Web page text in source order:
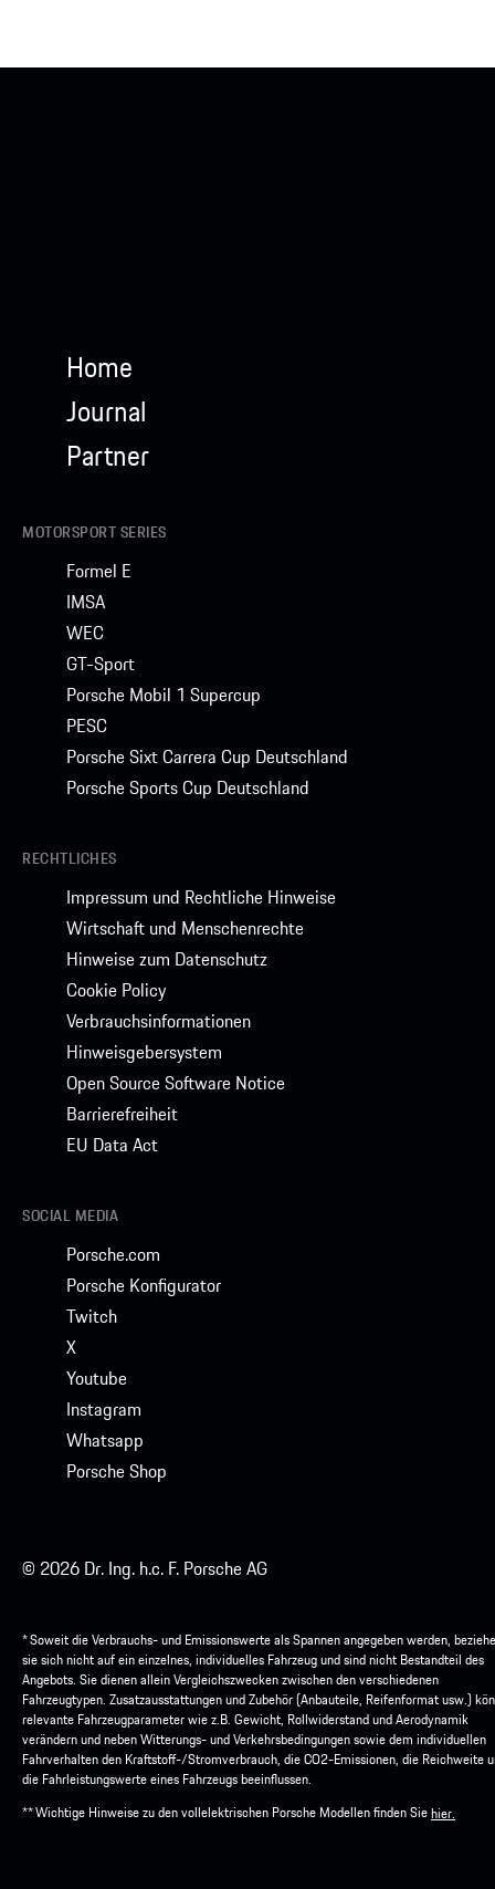
Home
Journal
Partner
MOTORSPORT SERIES
Formel E
IMSA
WEC
GT-Sport
Porsche Mobil 1 Supercup
PESC
Porsche Sixt Carrera Cup Deutschland
Porsche Sports Cup Deutschland
RECHTLICHES
Impressum und Rechtliche Hinweise
Wirtschaft und Menschenrechte
Hinweise zum Datenschutz
Cookie Policy
Verbrauchsinformationen
Hinweisgebersystem
Open Source Software Notice
Barrierefreiheit
EU Data Act
SOCIAL MEDIA
Porsche.com
Porsche Konfigurator
Twitch
X
Youtube
Instagram
Whatsapp
Porsche Shop
© 2026 Dr. Ing. h.c. F. Porsche AG
* Soweit die Verbrauchs- und Emissionswerte als Spannen angegeben werden,
sie sich nicht auf ein einzelnes, individuelles Fahrzeug und sind nicht Bestandteil des
Angebots. Sie dienen allein Vergleichszwecken zwischen den verschiedenen
Fahrzeugtypen. Zusatzausstattungen und Zubehör (Anbauteile, Reifenformat usw.)
relevante Fahrzeugparameter wie z.B. Gewicht, Rollwiderstand und Aerodynamik
verändern und neben Witterungs- und Verkehrsbedingungen sowie dem individuellen
Fahrverhalten den Kraftstoff-/Stromverbrauch, die CO2-Emissionen, die Reichweite
die Fahrleistungswerte eines Fahrzeugs beeinflussen.
** Wichtige Hinweise zu den vollelektrischen Porsche Modellen finden Siehier.